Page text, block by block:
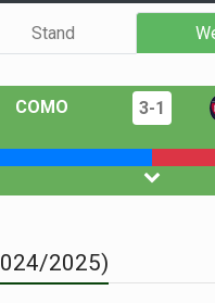
Stand
COMO 3-1
2025)